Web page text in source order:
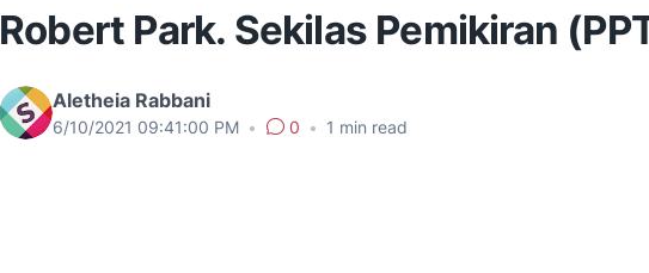
Robert Park. Sekilas Pemikiran
Aletheia Rabbani
6/10/2021 09:41:00 PM • 0 • 1 min read